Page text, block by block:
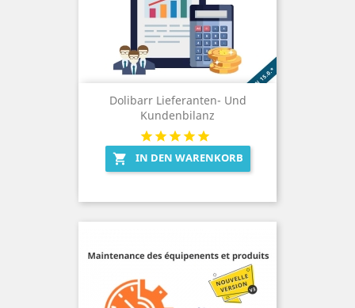
Dolibarr Lieferanten- Und
Kundenbilanz
 IN DEN WARENKORB